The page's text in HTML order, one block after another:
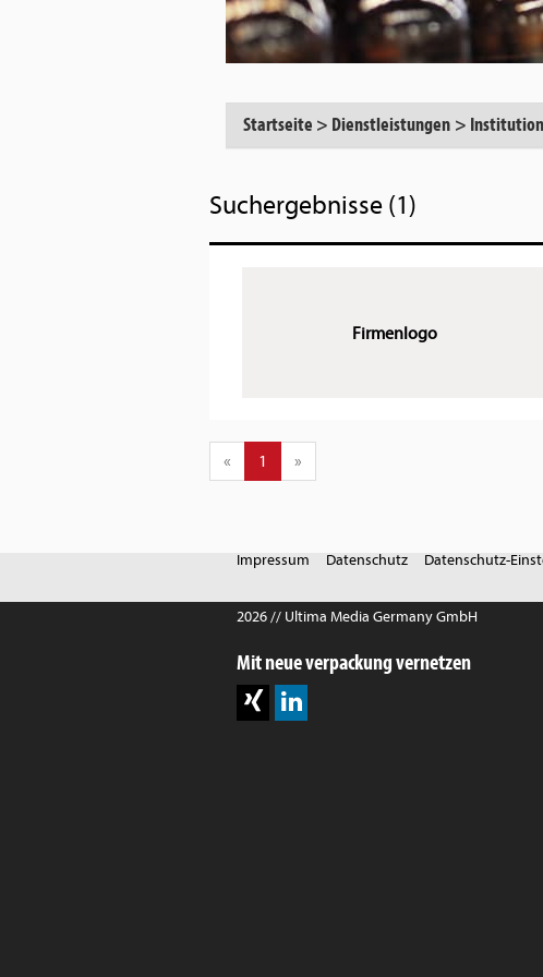
Startseite > Dienstleistungen >
Suchergebnisse (1)
Firmenlogo
« 1 »
Impressum Datenschutz Datenschutz-
2026 // Ultima Media Germany GmbH
Mit neue verpackung vernetzen